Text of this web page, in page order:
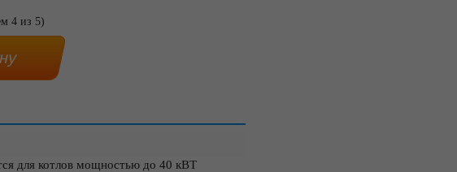
4 из 5)
для котлов мощностью до 40 кВТ